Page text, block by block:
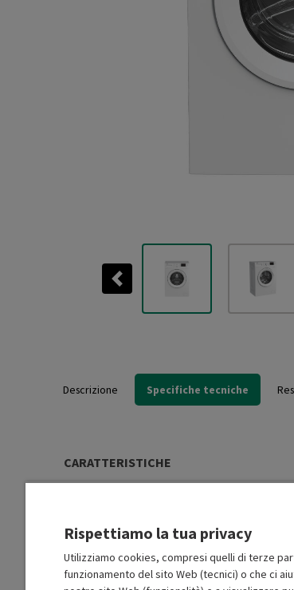
Previous
Descrizione Specifiche tecniche
CARATTERISTICHE
Carica Frontale
Rispettiamo la tua privacy
Utilizziamo cookies, compresi quelli di terze
funzionamento del sito Web (tecnici) o che ci